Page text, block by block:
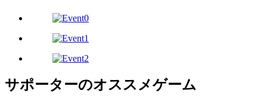
サポーターのオススメゲーム